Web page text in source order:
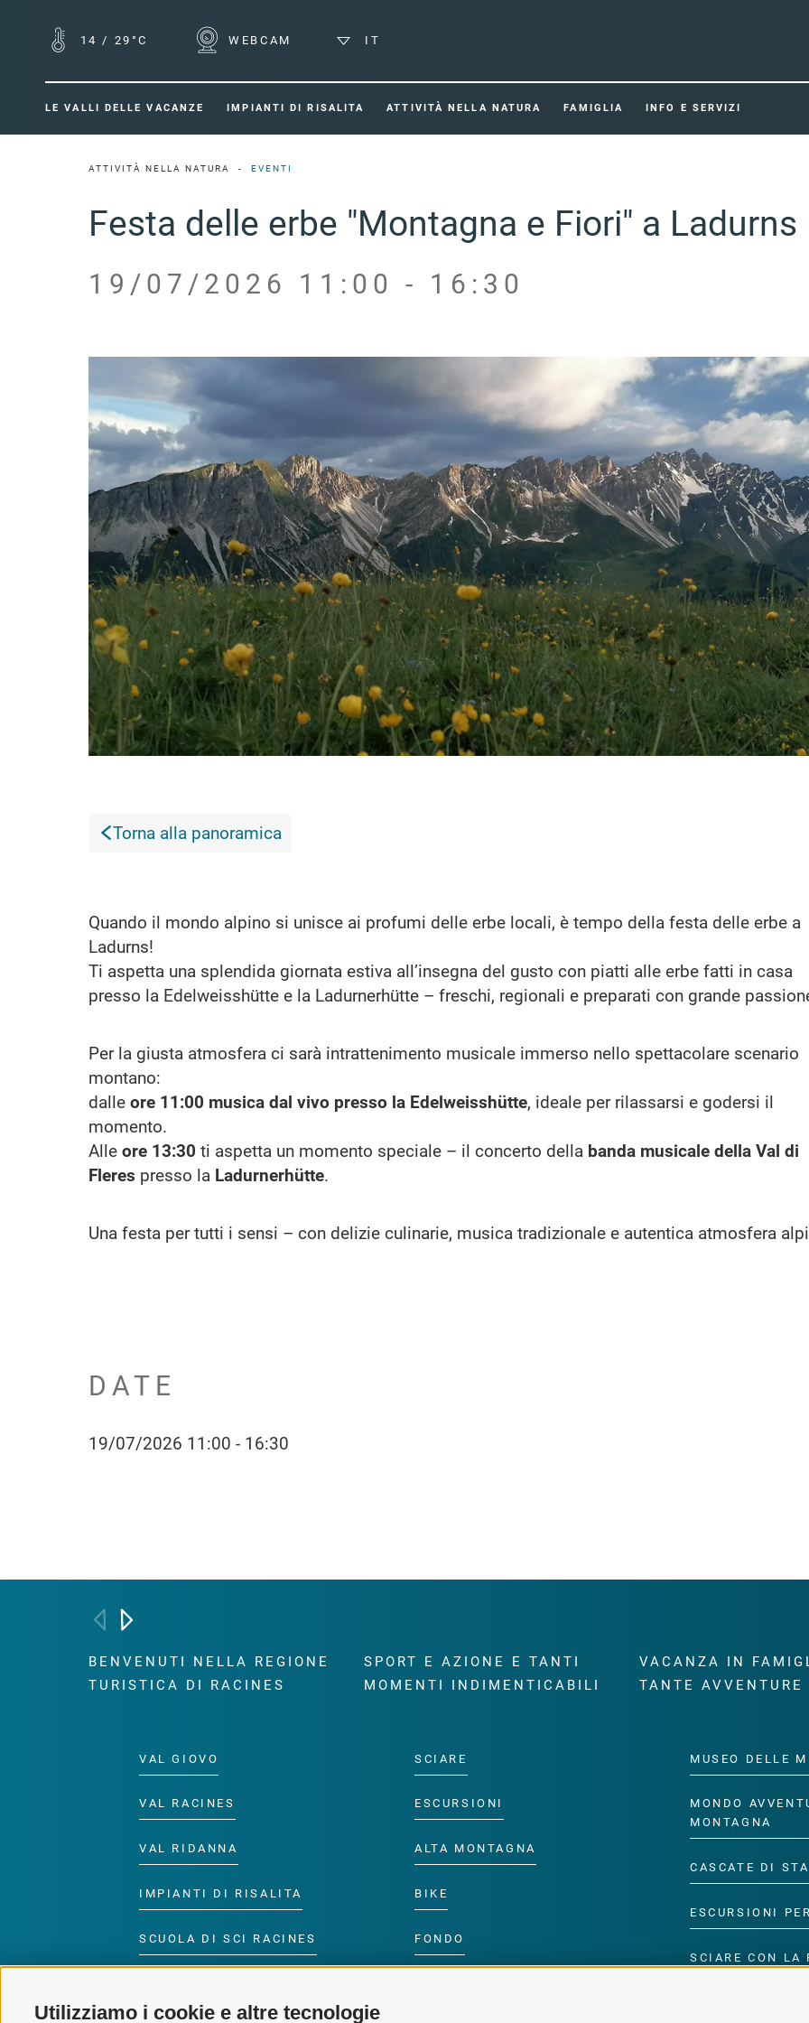
Utilizziamo i cookie e altre tecnologie
14 / 29°C WEBCAM IT
LE VALLI DELLE VACANZE IMPIANTI DI RISALITA ATTIVITÀ NELLA NATURA FAMIGLIA INFO E SERVIZI
ATTIVITÀ NELLA NATURA EVENTI
Festa delle erbe "Montagna e Fiori" a Ladurns
19/07/2026 11:00 - 16:30
Torna alla panoramica
Quando il mondo alpino si unisce ai profumi delle erbe locali, è tempo della festa delle erbe a
Ladurns!
Ti aspetta una splendida giornata estiva all’insegna del gusto con piatti alle erbe fatti in casa
presso la Edelweisshütte e la Ladurnerhütte – freschi, regionali e preparati con grande
Per la giusta atmosfera ci sarà intrattenimento musicale immerso nello spettacolare scenario
montano:
dalle ore 11:00 musica dal vivo presso la Edelweisshütte, ideale per rilassarsi e godersi il
momento.
Alle ore 13:30 ti aspetta un momento speciale – il concerto della banda musicale della Val di
Fleres presso la Ladurnerhütte.
Una festa per tutti i sensi – con delizie culinarie, musica tradizionale e autentica atmosfera
DATE
19/07/2026 11:00 - 16:30
BENVENUTI NELLA REGIONE
TURISTICA DI RACINES
VAL GIOVO
VAL RACINES
VAL RIDANNA
IMPIANTI DI RISALITA
SCUOLA DI SCI RACINES
RACINES
SPORT E AZIONE E TANTI
MOMENTI INDIMENTICABILI
SCIARE
ESCURSIONI
ALTA MONTAGNA
BIKE
FONDO
VACANZA IN
TANTE AVVENTURE
MUSEO DELLE
MONDO
MONTAGNA
CASCATE DI
ESCURSIONI
SCIARE CON LA